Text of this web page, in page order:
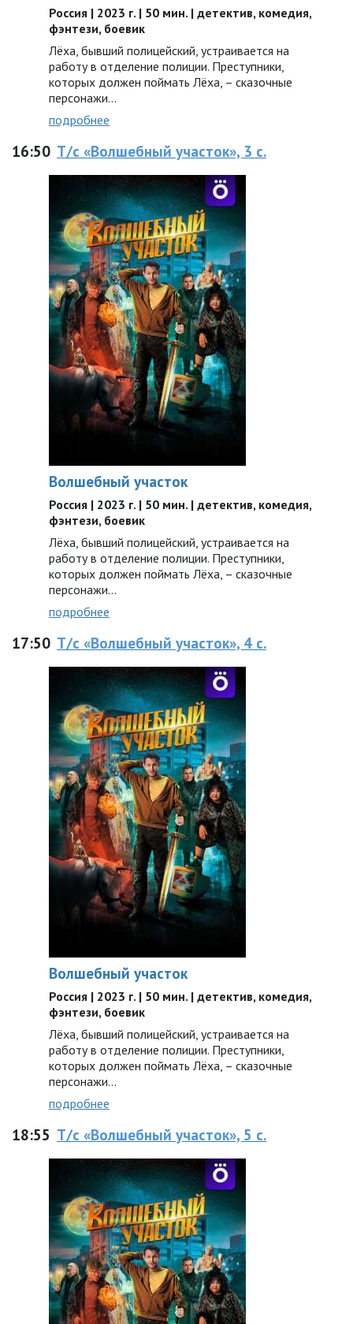
Россия | 2023 г. | 50 мин. | детектив, комедия,
фэнтези, боевик
Лёха, бывший полицейский, устраивается на
работу в отделение полиции. Преступники,
которых должен поймать Лёха, – сказочные
персонажи...
подробнее
16:50 Т/с «Волшебный участок», 3 с.
Волшебный участок
Россия | 2023 г. | 50 мин. | детектив, комедия,
фэнтези, боевик
Лёха, бывший полицейский, устраивается на
работу в отделение полиции. Преступники,
которых должен поймать Лёха, – сказочные
персонажи...
подробнее
17:50 Т/с «Волшебный участок», 4 с.
Волшебный участок
Россия | 2023 г. | 50 мин. | детектив, комедия,
фэнтези, боевик
Лёха, бывший полицейский, устраивается на
работу в отделение полиции. Преступники,
которых должен поймать Лёха, – сказочные
персонажи...
подробнее
18:55 Т/с «Волшебный участок», 5 с.